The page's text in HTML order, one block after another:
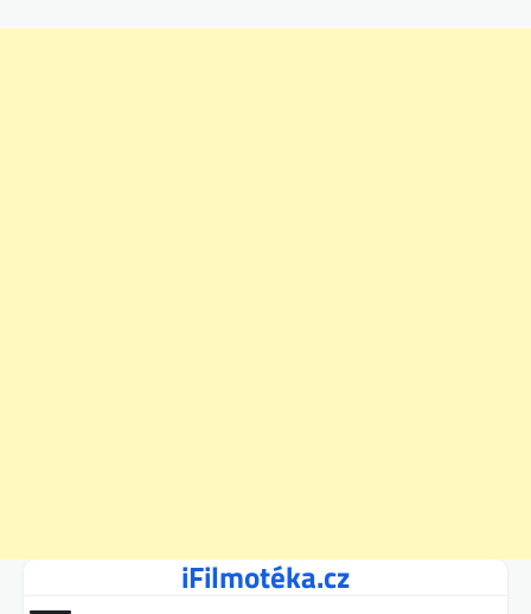
iFilmotéka.cz